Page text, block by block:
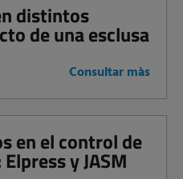
distintos
de una esclusa
Consultar màs
en el control de
y JASM